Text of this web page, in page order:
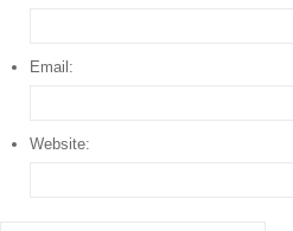
Email:
Website: